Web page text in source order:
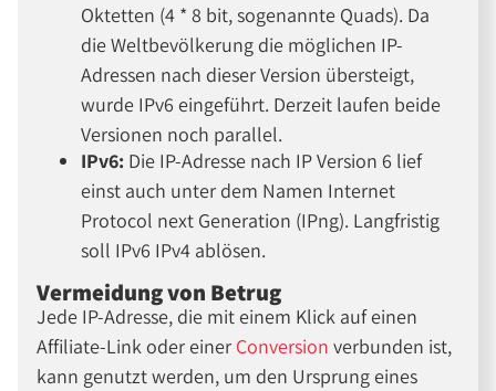
Oktetten (4 * 8 bit, sogenannte Quads). Da
die Weltbevölkerung die möglichen IP-
Adressen nach dieser Version übersteigt,
wurde IPv6 eingeführt. Derzeit laufen beide
Versionen noch parallel.
IPv6: Die IP-Adresse nach IP Version 6 lief
einst auch unter dem Namen Internet
Protocol next Generation (IPng). Langfristig
soll IPv6 IPv4 ablösen.
Vermeidung von Betrug
Jede IP-Adresse, die mit einem Klick auf einen
Affiliate-Link oder einer Conversion verbunden ist,
kann genutzt werden, um den Ursprung eines